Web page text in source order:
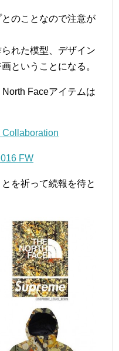
のことなので注意が
れた模型、デザイン
ということになる。
Faceアイテムは
FW
を祈って続報を待と